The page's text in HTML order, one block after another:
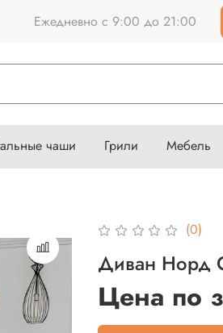
Ежедневно с 9:00 до 21:00
чаши Грили Мебель
(0)
Диван Норд
Цена по